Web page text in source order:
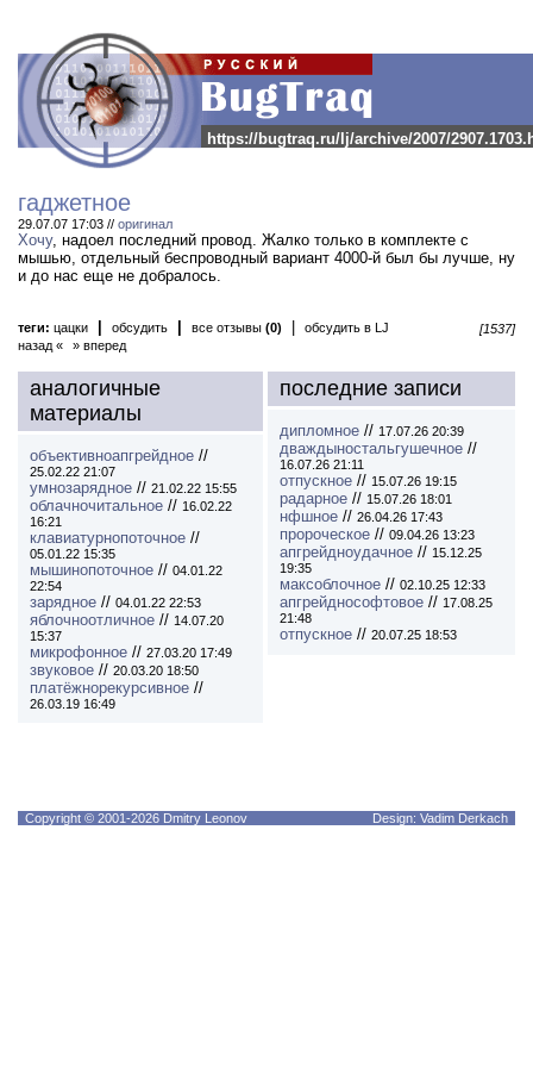
https://bugtraq.ru/lj/archive/2007/
гаджетное
29.07.07 17:03 // оригинал
Хочу, надоел последний провод. Жалко только в комплекте с
мышью, отдельный беспроводный вариант 4000-й был бы лучше, ну
и до нас еще не добралось.
теги: цацки обсудить все отзывы (0) обсудить в LJ
[1537]
назад «
» вперед
аналогичные
материалы
объективноапгрейдное //
25.02.22 21:07
умнозарядное // 21.02.22 15:55
облачночитальное // 16.02.22
16:21
клавиатурнопоточное //
05.01.22 15:35
мышинопоточное // 04.01.22
22:54
зарядное // 04.01.22 22:53
яблочноотличное // 14.07.20
15:37
микрофонное // 27.03.20 17:49
звуковое // 20.03.20 18:50
платёжнорекурсивное //
26.03.19 16:49
последние записи
дипломное // 17.07.26 20:39
дваждыностальгушечное //
16.07.26 21:11
отпускное // 15.07.26 19:15
радарное // 15.07.26 18:01
нфшное // 26.04.26 17:43
пророческое // 09.04.26 13:23
апгрейдноудачное // 15.12.25
19:35
максоблочное // 02.10.25 12:33
апгрейднософтовое // 17.08.25
21:48
отпускное // 20.07.25 18:53
Copyright © 2001-2026 Dmitry Leonov Design: Vadim Derkach